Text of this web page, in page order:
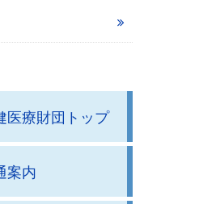
医療財団トップ
案内